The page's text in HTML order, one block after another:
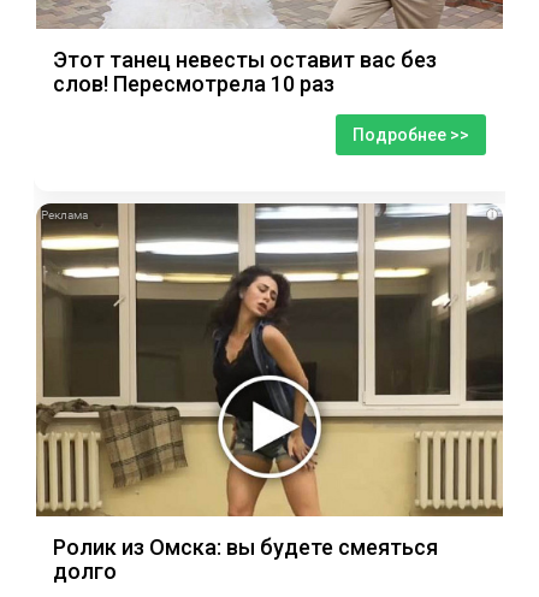
Этот танец невесты оставит вас без
слов! Пересмотрела 10 раз
Подробнее >>
i
Ролик из Омска: вы будете смеяться
долго